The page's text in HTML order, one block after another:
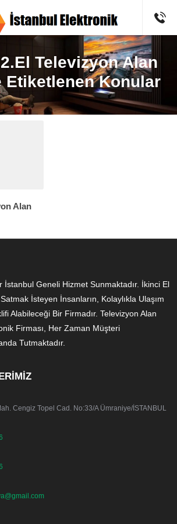
Televizyon Alan
Etiketlenen Konular
Alan
İstanbul Geneli Hizmet Sunmaktadır. İkinci El
İsteyen İnsanların, Kolaylıkla Ulaşım
Alabileceği Bir Firmadır. Televizyon Alan
Firması, Her Zaman Müşteri
Tutmaktadır.
Cengiz Topel Cad. No:33/A Ümraniye/İSTANBUL